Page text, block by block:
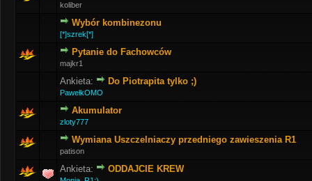
koliber
Wybór kombinezonu
[*]szrek[*]
Pytanie do Fachowców
majkr1
Ankieta: Do Piotrapita tylko ;)
PawełkOMO
Akumulator
zloty777
Wymiana Uszczelniaczy przedniego zawieszenia R1
patison
Ankieta: ODDAJCIE KREW